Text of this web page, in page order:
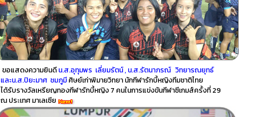
ขอแสดงความยินดีน.ส.อุทุมพร เลี่ยมรัตน์ , น.ส.รัตนาภรณ์ วิทยารณยุทธ์
ะน.ส.ปิยะมาศ ชมภูมีศิษย์เก่าพิมายวิทยา นักกีฬารักบี้หญิงทีมชาติไทย
รับรางวัลเหรียญทองกีฬารักบี้หญิง 7 คนในการแข่งขันกีฬาซีเกมส์ครั้งที่ 29
ประเทศ มาเลเซีย